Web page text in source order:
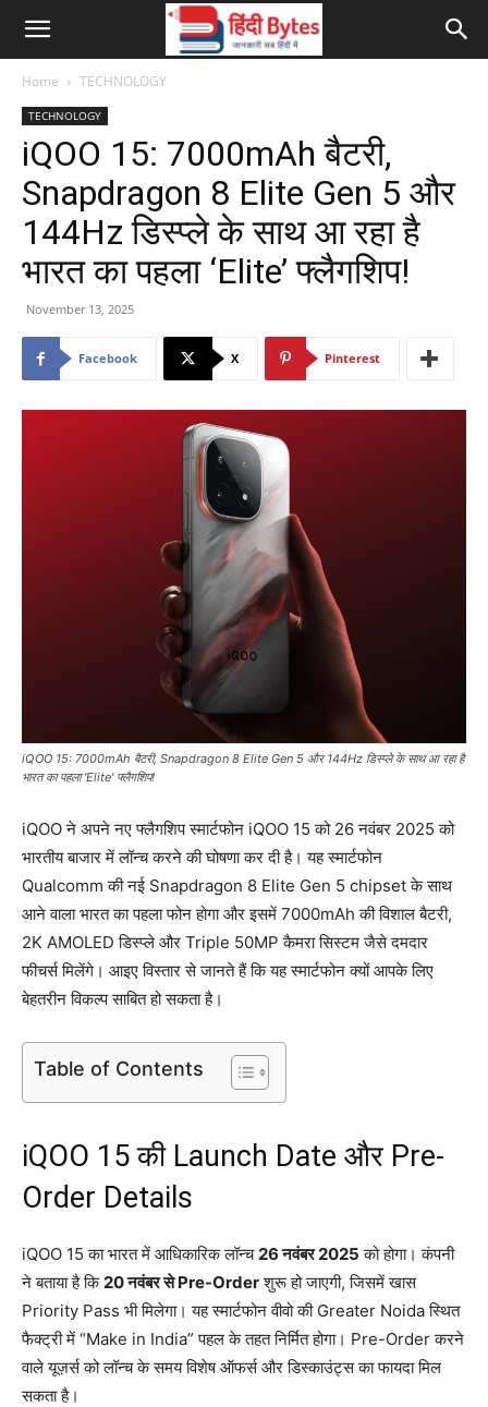
Home TECHNOLOGY
TECHNOLOGY
iQOO 15: 7000mAh बैटरी,
Snapdragon 8 Elite Gen 5 और
144Hz डिस्प्ले के साथ आ रहा है
भारत का पहला ‘Elite’ फ्लैगशिप!
November 13, 2025
Facebook X Pinterest
iQOO 15: 7000mAh बैटरी, Snapdragon 8 Elite Gen 5 और 144Hz डिस्प्ले के साथ आ रहा है
भारत का पहला 'Elite' फ्लैगशिप!
iQOO ने अपने नए फ्लैगशिप स्मार्टफोन iQOO 15 को 26 नवंबर 2025 को
भारतीय बाजार में लॉन्च करने की घोषणा कर दी है। यह स्मार्टफोन
Qualcomm की नई Snapdragon 8 Elite Gen 5 chipset के साथ
आने वाला भारत का पहला फोन होगा और इसमें 7000mAh की विशाल बैटरी,
2K AMOLED डिस्प्ले और Triple 50MP कैमरा सिस्टम जैसे दमदार
फीचर्स मिलेंगे। आइए विस्तार से जानते हैं कि यह स्मार्टफोन क्यों आपके लिए
बेहतरीन विकल्प साबित हो सकता है।
Table of Contents
iQOO 15 की Launch Date और Pre-
Order Details
iQOO 15 का भारत में आधिकारिक लॉन्च26 नवंबर 2025 को होगा। कंपनी
ने बताया है कि20 नवंबर से Pre-Orderशुरू हो जाएगी, जिसमें खास
Priority Pass भी मिलेगा। यह स्मार्टफोन वीवो की Greater Noida स्थित
फैक्ट्री में “Make in India” पहल के तहत निर्मित होगा। Pre-Order करने
वाले यूज़र्स को लॉन्च के समय विशेष ऑफर्स और डिस्काउंट्स का फायदा मिल
सकता है।